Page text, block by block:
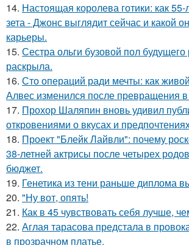
14. Настоящая королева готики: как 55-
зета - Джонс выглядит сейчас и какой
карьеры.
15. Сестра ольги бузовой пол будущего
раскрыла.
16. Сто операций ради мечты: как
Алвес изменился после превращения
17. Прохор Шаляпин вновь удивил
откровениями о вкусах и
18. Проект "Блейк Лайвли": почему
38-летней актрисы после четырех
бюджет.
19. Генетика из тени раньше диплома
20. "Ну вот, опять!
21. Как в 45 чувствовать себя лучше,
22. Аглая тарасова предстала в
в прозрачном платье.